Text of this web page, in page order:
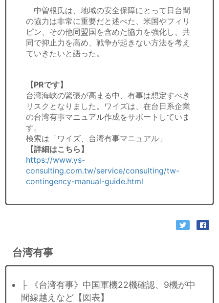
中曽根氏は、地域の安全保障にとって日台間
の協力は非常に重要だと述べた、米国やフィリ
ピン、その他同盟国を含めた協力を強化し、共
同で抑止力を高め、戦争が起きない方法を考え
ていきたいと語った。
【PRです】
台湾海峡の緊張が高まる中、有事は想定すべき
リスクとなりました。ワイズは、在台日系企業
の台湾有事マニュアル作成をサポートしていま
す。
検索は「ワイズ、台湾有事マニュアル」
【詳細はこちら】
https://www.ys-
consulting.com.tw/service/consulting/tw-
contingency-manual-guide.html
台湾有事
├ 《台湾有事》中国軍機22機確認、9機が中
間線越えなど【図表】